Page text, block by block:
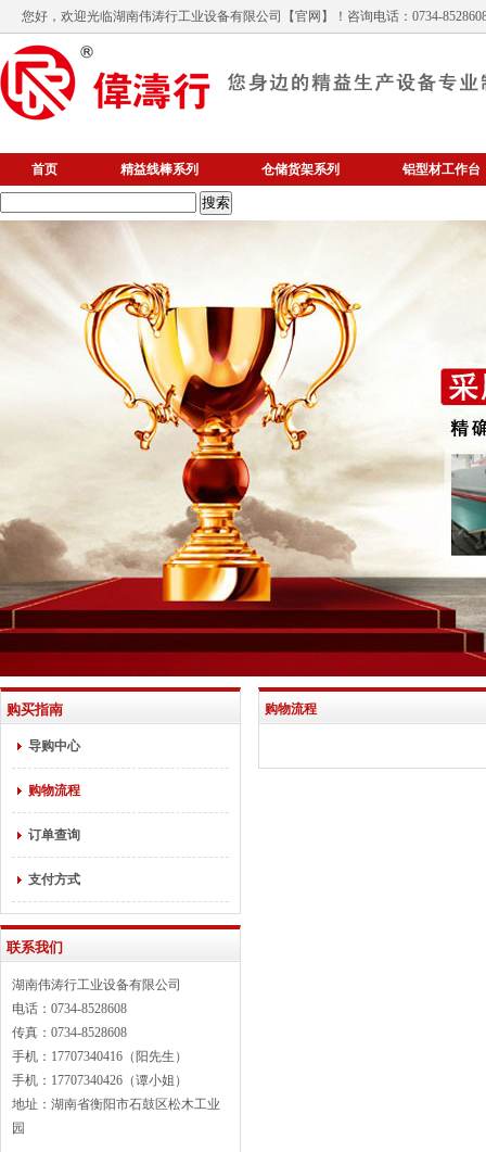
您好，欢迎光临湖南伟涛行工业设备有限公司 【官网】！咨询电话：0734-
首页 精益线棒系列 仓储货架系列 铝型材工作台
购买指南
导购中心
购物流程
订单查询
支付方式
联系我们
湖南伟涛行工业设备有限公司
电话：0734-8528608
传真：0734-8528608
手机：17707340416（阳先生）
手机：17707340426（谭小姐）
地址：湖南省衡阳市石鼓区松木工业
园
购物流程